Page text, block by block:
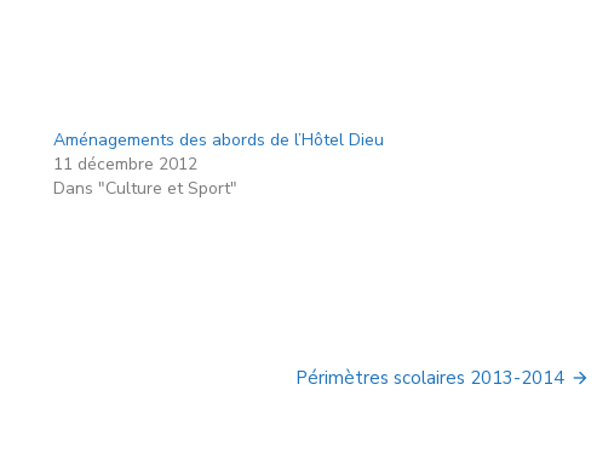
Aménagements des abords de l’Hôtel Dieu
11 décembre 2012
Dans "Culture et Sport"
Périmètres scolaires 2013-2014